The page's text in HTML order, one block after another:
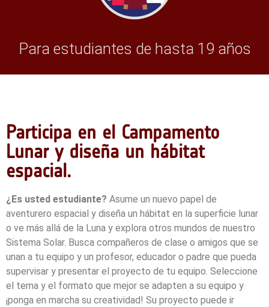
Para estudiantes de hasta 19 años
Participa en el Campamento
Lunar y diseña un hábitat
espacial.
¿Es usted estudiante? Asume un nuevo papel de
aventurero espacial y diseña un hábitat en la superficie lunar
o ve más allá de la Luna y explora otros mundos de nuestro
Sistema Solar. Busca compañeros de clase o amigos que se
unan a tu equipo y un profesor, educador o padre que pueda
supervisar y presentar el proyecto de tu equipo. Seleccione
el tema y el formato que mejor se adapten a su equipo y
¡ponga en marcha su creatividad! Su proyecto puede ir